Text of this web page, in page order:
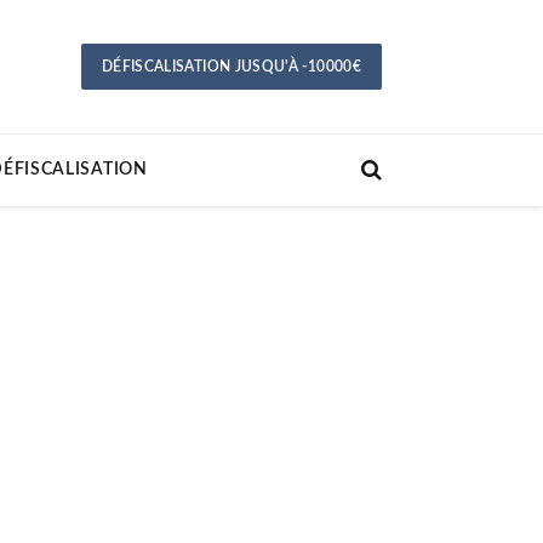
DÉFISCALISATION JUSQU'À -10000€